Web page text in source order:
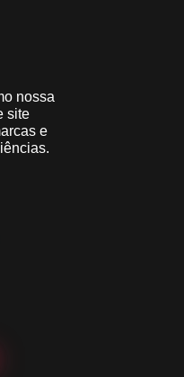
nossa
site
e